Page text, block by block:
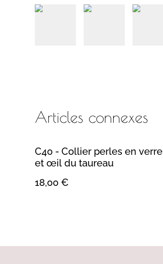
Articles connexes
C40 - Collier perles en verre
et œil du taureau
18,00 €